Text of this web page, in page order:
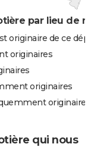
par lieu de
originaire de ce
originaires
originaires
originaires
qui nous